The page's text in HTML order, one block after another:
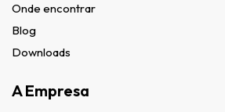
Onde encontrar
Blog
Downloads
A Empresa